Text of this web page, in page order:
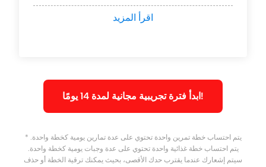
اقرأ المزيد
ابدأ فترة تجريبية مجانية لمدة 14 يومًا!
* يتم احتساب خطة تمرين واحدة تحتوي على عدة تمارين يومية كخطة واحدة.
يتم احتساب خطة غذائية واحدة تحتوي على عدة وجبات يومية كخطة واحدة.
سيتم إشعارك عندما يقترب حدك الأقصى، بحيث يمكنك ترقية الخطة أو حذف